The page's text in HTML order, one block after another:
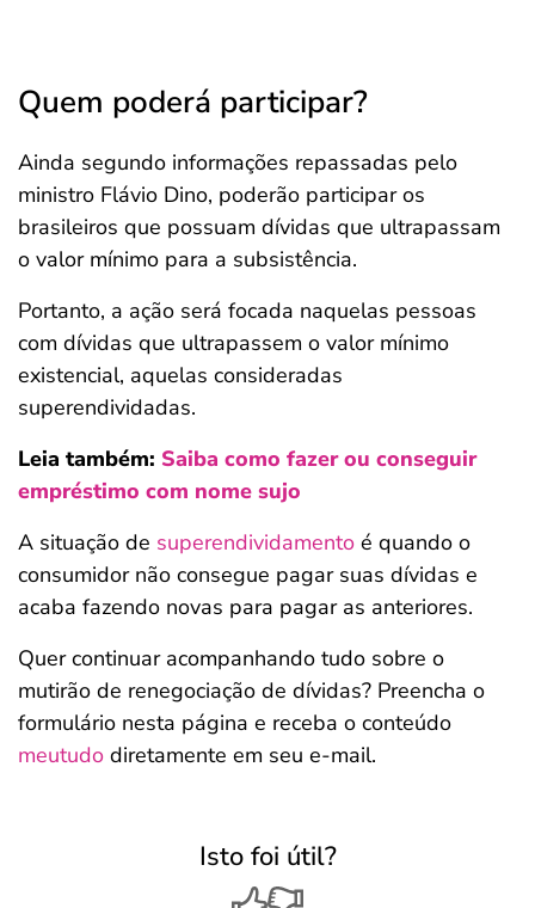
Quem poderá participar?
Ainda segundo informações repassadas pelo
ministro Flávio Dino, poderão participar os
brasileiros que possuam dívidas que ultrapassam
o valor mínimo para a subsistência.
Portanto, a ação será focada naquelas pessoas
com dívidas que ultrapassem o valor mínimo
existencial, aquelas consideradas
superendividadas.
Leia também: Saiba como fazer ou conseguir
empréstimo com nome sujo
A situação de superendividamento é quando o
consumidor não consegue pagar suas dívidas e
acaba fazendo novas para pagar as anteriores.
Quer continuar acompanhando tudo sobre o
mutirão de renegociação de dívidas? Preencha o
formulário nesta página e receba o conteúdo
meutudo diretamente em seu e-mail.
Isto foi útil?